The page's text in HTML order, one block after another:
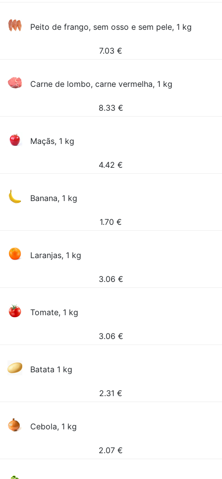
Peito de frango, sem osso e sem pele, 1 kg
7.03 €
Carne de lombo, carne vermelha, 1 kg
8.33 €
Maçãs, 1 kg
4.42 €
Banana, 1 kg
1.70 €
Laranjas, 1 kg
3.06 €
Tomate, 1 kg
3.06 €
Batata 1 kg
2.31 €
Cebola, 1 kg
2.07 €